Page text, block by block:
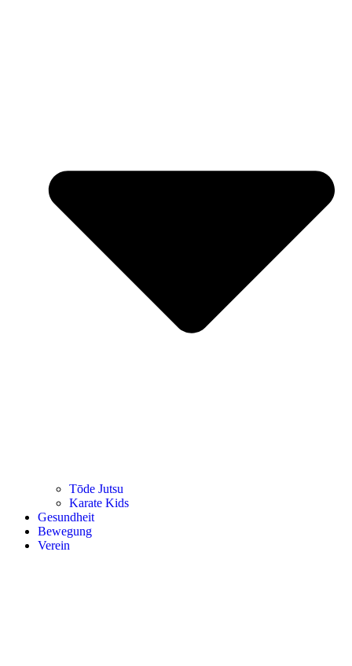
Tōde Jutsu
Kara­te Kids
Gesund­heit
Bewe­gung
Ver­ein